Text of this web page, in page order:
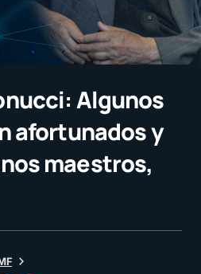
Algunos
afortunados y
maestros,